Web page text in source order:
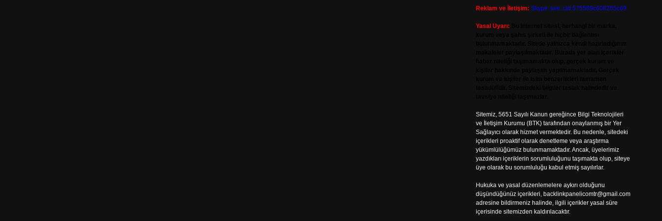
Reklam ve İletişim: Skype: live:.cid.575569c608265c69
Yasal Uyarı:
Sitemiz, 5651 Sayılı Kanun gereğince Bilgi Teknolojileri
ve İletişim Kurumu (BTK) tarafından onaylanmış bir Yer
Sağlayıcı olarak hizmet vermektedir. Bu nedenle, sitedeki
içerikleri proaktif olarak denetleme veya araştırma
yükümlülüğümüz bulunmamaktadır. Ancak, üyelerimiz
yazdıkları içeriklerin sorumluluğunu taşımakta olup, siteye
üye olarak bu sorumluluğu kabul etmiş sayılırlar.
Hukuka ve yasal düzenlemelere aykırı olduğunu
düşündüğünüz içerikleri, backlinkpanelicomtr@gmail.com
adresine bildirmeniz halinde, ilgili içerikler yasal süre
içerisinde sitemizden kaldırılacaktır.